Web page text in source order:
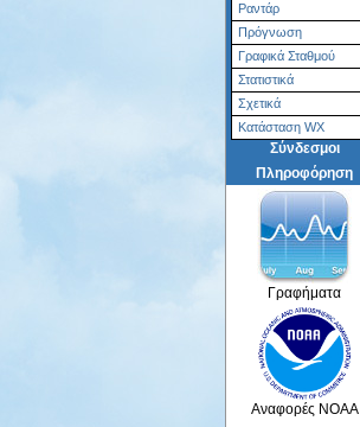
Ραντάρ
Πρόγνωση
Γραφικά Σταθμού
Στατιστικά
Σχετικά
Κατάσταση WX
Σύνδεσμοι
Πληροφόρηση
Γραφήματα
Αναφορές NOAA